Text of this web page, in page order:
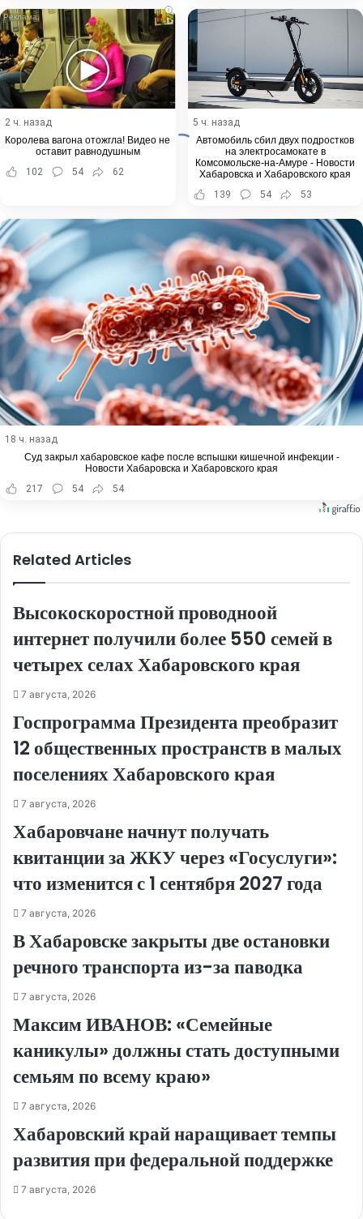
i
2 ч. назад
Королева вагона отожгла! Видео не
оставит равнодушным
102
54 62
5 ч. назад
Автомобиль сбил двух подростков
на электросамокате в
Комсомольске-на-Амуре - Новости
Хабаровска и Хабаровского края
139
54 53
18 ч. назад
Суд закрыл хабаровское кафе после вспышки кишечной инфекции -
Новости Хабаровска и Хабаровского края
217
54 54
Related Articles
Высокоскоростной проводноой
интернет получили более 550 семей в
четырех селах Хабаровского края
7 августа, 2026
Госпрограмма Президента преобразит
12 общественных пространств в малых
поселениях Хабаровского края
7 августа, 2026
Хабаровчане начнут получать
квитанции за ЖКУ через «Госуслуги»:
что изменится с 1 сентября 2027 года
7 августа, 2026
В Хабаровске закрыты две остановки
речного транспорта из-за паводка
7 августа, 2026
Максим ИВАНОВ: «Семейные
каникулы» должны стать доступными
семьям по всему краю»
7 августа, 2026
Хабаровский край наращивает темпы
развития при федеральной поддержке
7 августа, 2026